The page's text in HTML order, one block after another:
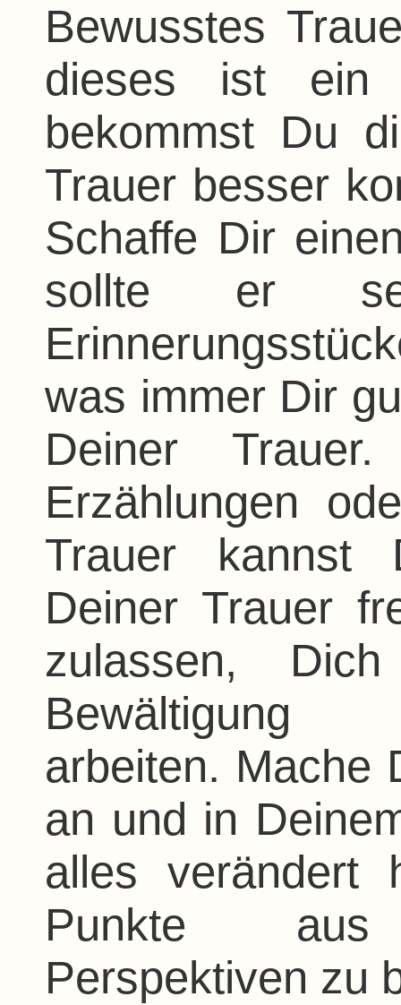
Bewusstes
dieses ist ein
bekommst Du
Trauer besser
Schaffe Dir
sollte er
was immer Dir
Deiner
Erzählungen
Trauer
Deiner Trauer
zulassen,
Bewältigung
arbeiten. Mache
an und in
alles verändert
Punkte aus
Perspektiven zu